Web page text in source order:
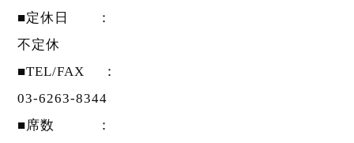
■定休日 ：
不定休
■TEL/FAX ：
03-6263-8344
■席数 ：